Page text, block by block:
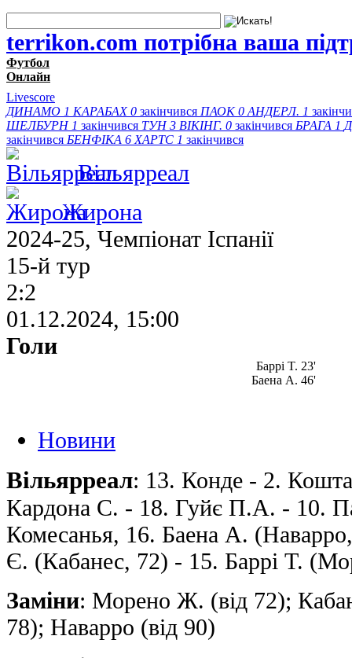
terrikon.com потрібна ваша
Футбол
Онлайн
Livescore
ДИНАМО 1 КАРАБАХ 0 закінчився ПАОК 0 АНДЕРЛ. 1
ШЕЛБУРН 1 закінчився ТУН 3 ВІКІНГ. 0 закінчився БРАГА 1
закінчився БЕНФІКА 6 ХАРТС 1 закінчився
Вільярреал
Жирона
2024-25, Чемпiонат Іспанії
15-й тур
2:2
01.12.2024, 15:00
Голи
Баррі T. 23'
Баена А. 46'
Новини
Вільярреал: 13. Конде - 2.
Кардона С. - 18. Гуйє П.А. - 10.
Комесанья, 16. Баена А.
Є. (Кабанес, 72) - 15. Баррі T.
Заміни: Морено Ж. (від 72);
78); Наварро (від 90)